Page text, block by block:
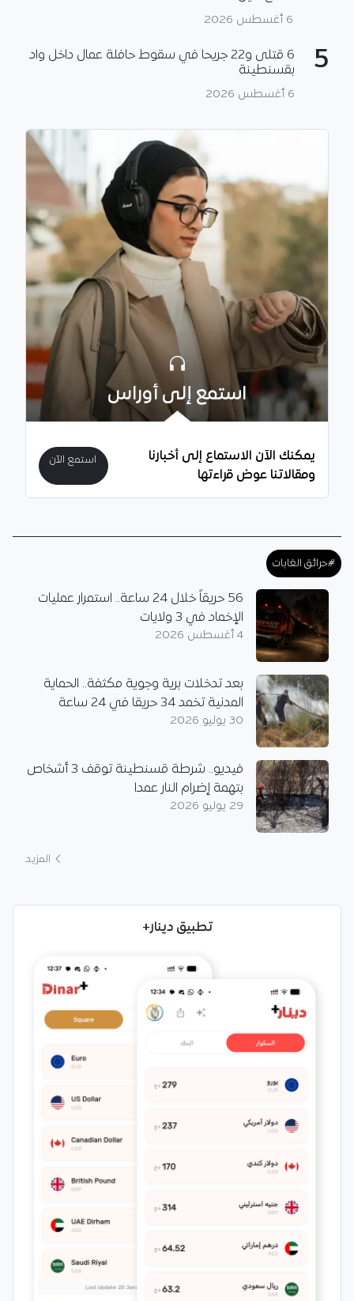
6 أغسطس 2026
5
6 قتلى و22 جريحا في سقوط حافلة عمال داخل واد
بقسنطينة
6 أغسطس 2026
استمع إلى أوراس
يمكنك الآن الاستماع إلى أخبارنا
ومقالاتنا عوض قراءتها
استمع الآن
#حرائق الغابات
56 حريقاً خلال 24 ساعة.. استمرار عمليات
الإخماد في 3 ولايات
4 أغسطس 2026
بعد تدخلات برية وجوية مكثفة.. الحماية
المدنية تخمد 34 حريقا في 24 ساعة
30 يوليو 2026
فيديو.. شرطة قسنطينة توقف 3 أشخاص
بتهمة إضرام النار عمدا
29 يوليو 2026
المزيد
تطبيق دينار+